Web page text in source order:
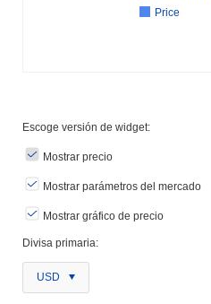
Price
Escoge versión de widget:
Mostrar precio
Mostrar parámetros del mercado
Mostrar gráfico de precio
Divisa primaria:
USD